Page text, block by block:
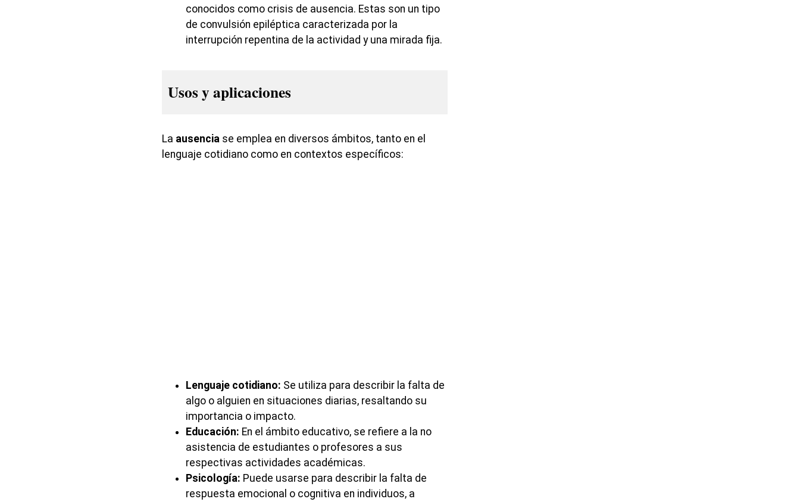
conocidos como crisis de ausencia. Estas son un tipo
de convulsión epiléptica caracterizada por la
interrupción repentina de la actividad y una mirada fija.
Usos y aplicaciones
La ausencia se emplea en diversos ámbitos, tanto en el
lenguaje cotidiano como en contextos específicos:
Lenguaje cotidiano: Se utiliza para describir la falta de
algo o alguien en situaciones diarias, resaltando su
importancia o impacto.
Educación: En el ámbito educativo, se refiere a la no
asistencia de estudiantes o profesores a sus
respectivas actividades académicas.
Psicología: Puede usarse para describir la falta de
respuesta emocional o cognitiva en individuos, a